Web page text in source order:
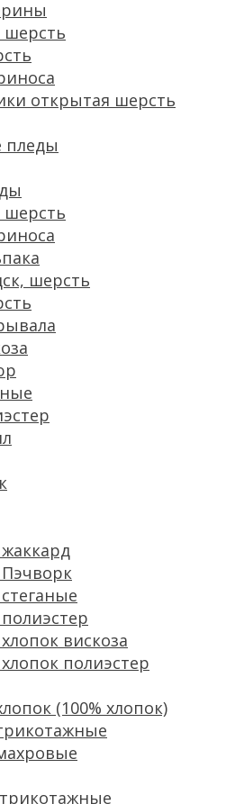
открытая шерсть
пледы
шерсть
вискоза
полиэстер
(100% хлопок)